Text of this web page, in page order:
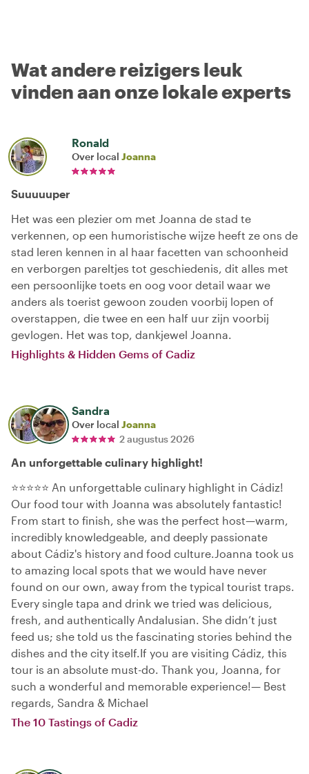
Wat andere reizigers leuk
vinden aan onze lokale experts
Ronald
Over local Joanna
Suuuuuper
Het was een plezier om met Joanna de stad te
verkennen, op een humoristische wijze heeft ze ons de
stad leren kennen in al haar facetten van schoonheid
en verborgen pareltjes tot geschiedenis, dit alles met
een persoonlijke toets en oog voor detail waar we
anders als toerist gewoon zouden voorbij lopen of
overstappen, die twee en een half uur zijn voorbij
gevlogen. Het was top, dankjewel Joanna.
Highlights & Hidden Gems of Cadiz
Sandra
Over local Joanna
2 augustus 2026
An unforgettable culinary highlight!
⭐⭐⭐⭐⭐ An unforgettable culinary highlight in Cádiz!
Our food tour with Joanna was absolutely fantastic!
From start to finish, she was the perfect host—warm,
incredibly knowledgeable, and deeply passionate
about Cádiz's history and food culture.Joanna took us
to amazing local spots that we would have never
found on our own, away from the typical tourist traps.
Every single tapa and drink we tried was delicious,
fresh, and authentically Andalusian. She didn’t just
feed us; she told us the fascinating stories behind the
dishes and the city itself.If you are visiting Cádiz, this
tour is an absolute must-do. Thank you, Joanna, for
such a wonderful and memorable experience!— Best
regards, Sandra & Michael
The 10 Tastings of Cadiz